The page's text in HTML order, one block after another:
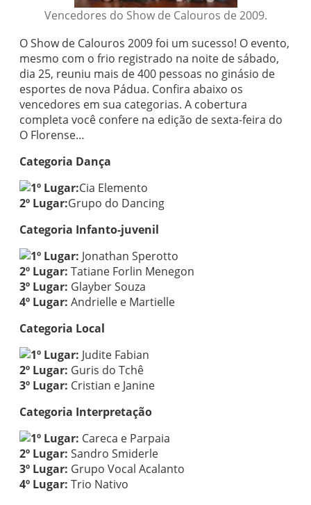
Vencedores do Show de Calouros de 2009.
O Show de Calouros 2009 foi um sucesso! O evento,
mesmo com o frio registrado na noite de sábado,
dia 25, reuniu mais de 400 pessoas no ginásio de
esportes de nova Pádua. Confira abaixo os
vencedores em sua categorias. A cobertura
completa você confere na edição de sexta-feira do
O Florense…
Categoria Dança
1º Lugar:Cia Elemento
2º Lugar:Grupo do Dancing
Categoria Infanto-juvenil
1º Lugar: Jonathan Sperotto
2º Lugar: Tatiane Forlin Menegon
3º Lugar: Glayber Souza
4º Lugar: Andrielle e Martielle
Categoria Local
1º Lugar: Judite Fabian
2º Lugar: Guris do Tchê
3º Lugar: Cristian e Janine
Categoria Interpretação
1º Lugar: Careca e Parpaia
2º Lugar: Sandro Smiderle
3º Lugar: Grupo Vocal Acalanto
4º Lugar: Trio Nativo